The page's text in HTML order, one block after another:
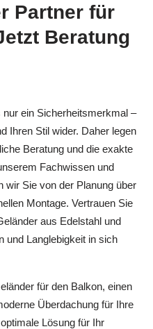
Partner für
Beratung
ein Sicherheitsmerkmal –
Ihren Stil wider. Daher legen
Beratung und die exakte
Fachwissen und
wir Sie von der Planung über
Montage. Vertrauen Sie
aus Edelstahl und
und Langlebigkeit in sich
für den Balkon, einen
Überdachung für Ihre
Lösung für Ihr